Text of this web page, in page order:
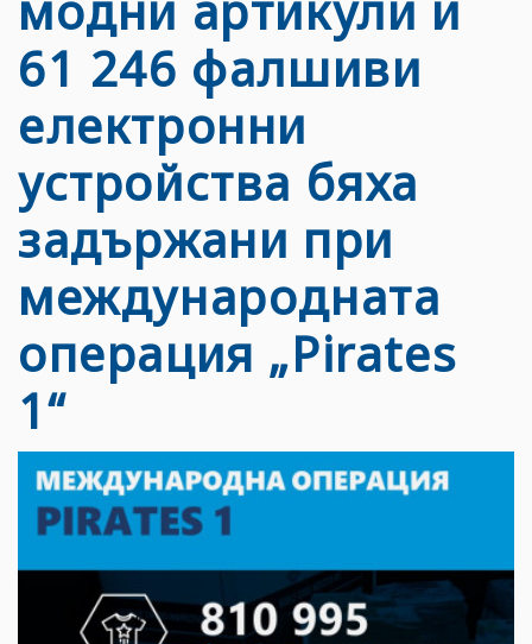
61 246 фалшиви
електронни
устройства бяха
задържани при
международната
операция „Pirates
1“